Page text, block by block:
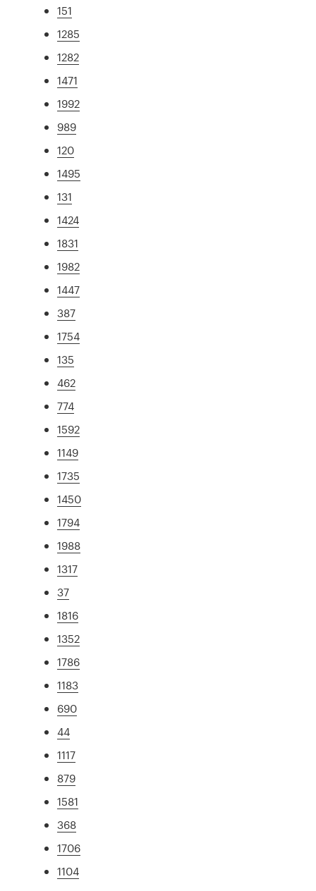
151
1285
1282
1471
1992
989
120
1495
131
1424
1831
1982
1447
387
1754
135
462
774
1592
1149
1735
1450
1794
1988
1317
37
1816
1352
1786
1183
690
44
1117
879
1581
368
1706
1104